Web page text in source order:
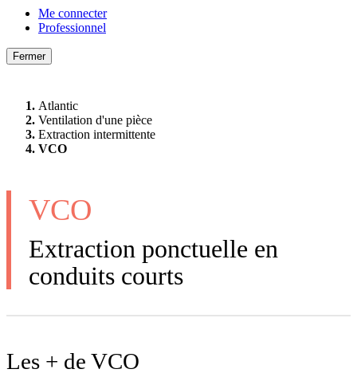
Me connecter
Professionnel
Fermer
Atlantic
Ventilation d'une pièce
Extraction intermittente
VCO
VCO
Extraction ponctuelle en
conduits courts
Les + de VCO